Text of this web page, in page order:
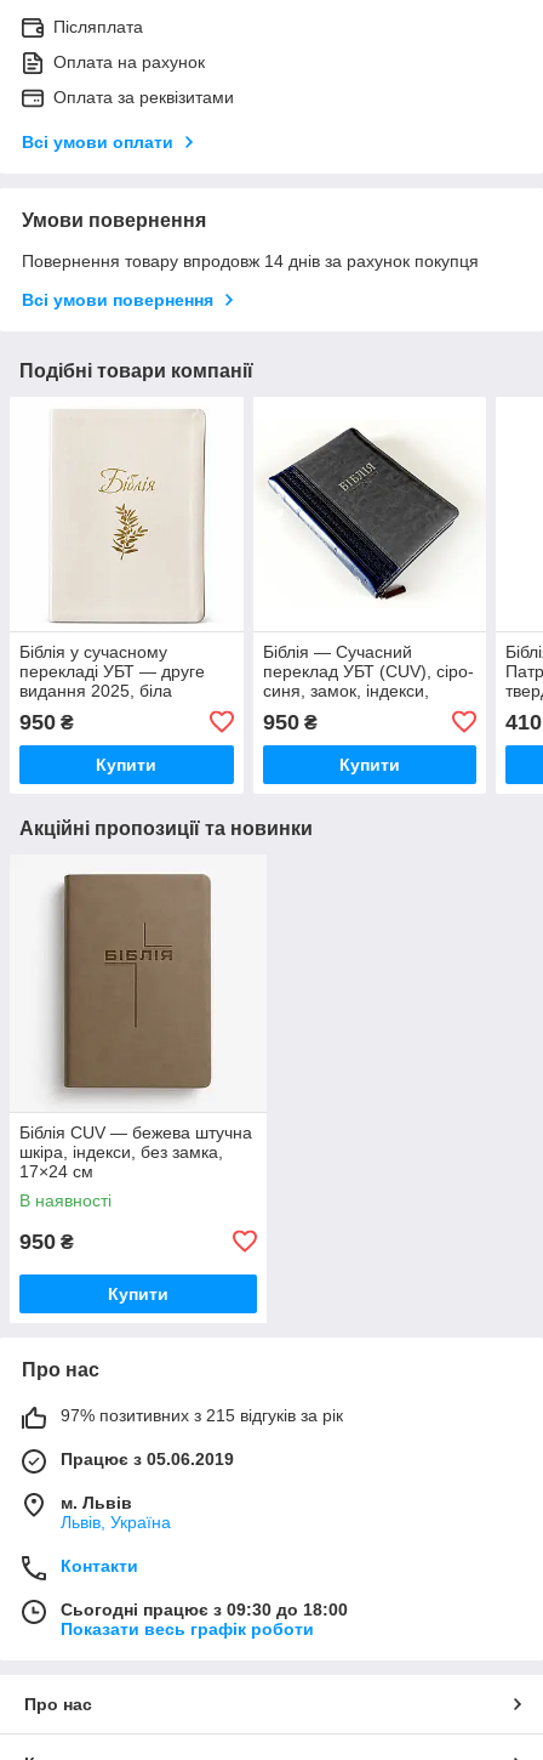
Післяплата
Оплата на рахунок
Оплата за реквізитами
Всі умови оплати
Умови повернення
Повернення товару впродовж 14 днів за рахунок покупця
Всі умови повернення
Подібні товари компанії
Біблія у сучасному
перекладі УБТ — друге
видання 2025, біла
950 ₴
Купити
Біблія — Сучасний
переклад УБТ (CUV), сіро-
синя, замок, індекси,
срібний зріз, українською
950₴
Купити
410
Акційні пропозиції та новинки
Біблія CUV — бежева штучна
шкіра, індекси, без замка,
17×24 см
В наявності
950 ₴
Купити
Про нас
97% позитивних з 215 відгуків за рік
Працює з 05.06.2019
м. Львів
Львів, Україна
Контакти
Сьогодні працює з 09:30 до 18:00
Показати весь графік роботи
Про нас